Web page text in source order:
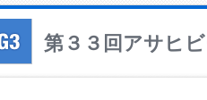
第３３回アサヒ